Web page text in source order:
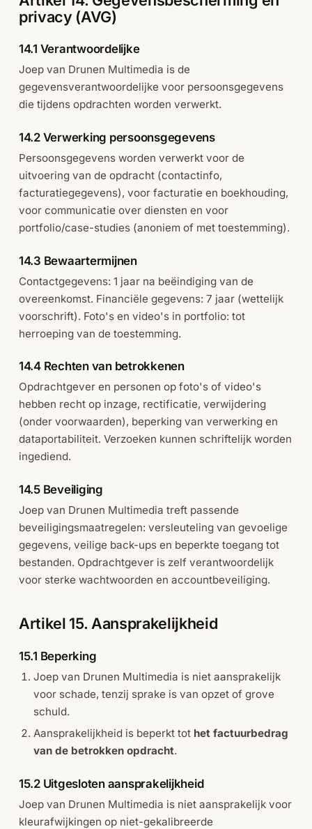
privacy (AVG)
14.1 Verantwoordelijke
Joep van Drunen Multimedia is de
gegevensverantwoordelijke voor persoonsgegevens
die tijdens opdrachten worden verwerkt.
14.2 Verwerking persoonsgegevens
Persoonsgegevens worden verwerkt voor de
uitvoering van de opdracht (contactinfo,
facturatiegegevens), voor facturatie en boekhouding,
voor communicatie over diensten en voor
portfolio/case-studies (anoniem of met toestemming).
14.3 Bewaartermijnen
Contactgegevens: 1 jaar na beëindiging van de
overeenkomst. Financiële gegevens: 7 jaar (wettelijk
voorschrift). Foto's en video's in portfolio: tot
herroeping van de toestemming.
14.4 Rechten van betrokkenen
Opdrachtgever en personen op foto's of video's
hebben recht op inzage, rectificatie, verwijdering
(onder voorwaarden), beperking van verwerking en
dataportabiliteit. Verzoeken kunnen schriftelijk worden
ingediend.
14.5 Beveiliging
Joep van Drunen Multimedia treft passende
beveiligingsmaatregelen: versleuteling van gevoelige
gegevens, veilige back-ups en beperkte toegang tot
bestanden. Opdrachtgever is zelf verantwoordelijk
voor sterke wachtwoorden en accountbeveiliging.
Artikel 15. Aansprakelijkheid
15.1 Beperking
Joep van Drunen Multimedia is niet aansprakelijk
voor schade, tenzij sprake is van opzet of grove
schuld.
Aansprakelijkheid is beperkt tot het factuurbedrag
van de betrokken opdracht.
15.2 Uitgesloten aansprakelijkheid
Joep van Drunen Multimedia is niet aansprakelijk voor
kleurafwijkingen op niet-gekalibreerde